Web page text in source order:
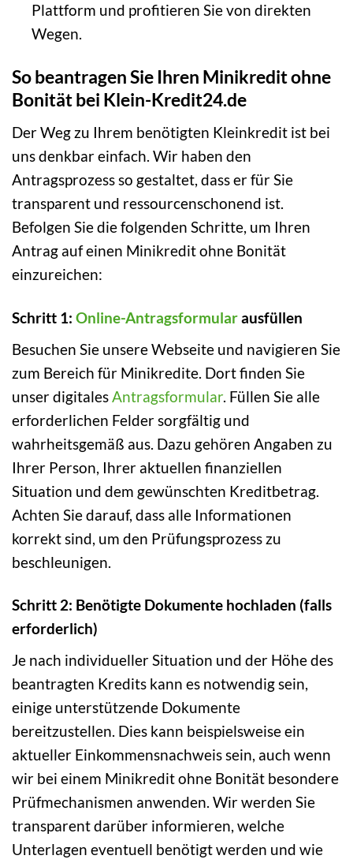
Plattform und profitieren Sie von direkten
Wegen.
So beantragen Sie Ihren Minikredit ohne
Bonität bei Klein-Kredit24.de
Der Weg zu Ihrem benötigten Kleinkredit ist bei
uns denkbar einfach. Wir haben den
Antragsprozess so gestaltet, dass er für Sie
transparent und ressourcenschonend ist.
Befolgen Sie die folgenden Schritte, um Ihren
Antrag auf einen Minikredit ohne Bonität
einzureichen:
Schritt 1: Online-Antragsformularausfüllen
Besuchen Sie unsere Webseite und navigieren Sie
zum Bereich für Minikredite. Dort finden Sie
unser digitales Antragsformular. Füllen Sie alle
erforderlichen Felder sorgfältig und
wahrheitsgemäß aus. Dazu gehören Angaben zu
Ihrer Person, Ihrer aktuellen finanziellen
Situation und dem gewünschten Kreditbetrag.
Achten Sie darauf, dass alle Informationen
korrekt sind, um den Prüfungsprozess zu
beschleunigen.
Schritt 2: Benötigte Dokumente hochladen (falls
erforderlich)
Je nach individueller Situation und der Höhe des
beantragten Kredits kann es notwendig sein,
einige unterstützende Dokumente
bereitzustellen. Dies kann beispielsweise ein
aktueller Einkommensnachweis sein, auch wenn
wir bei einem Minikredit ohne Bonität besondere
Prüfmechanismen anwenden. Wir werden Sie
transparent darüber informieren, welche
Unterlagen eventuell benötigt werden und wie